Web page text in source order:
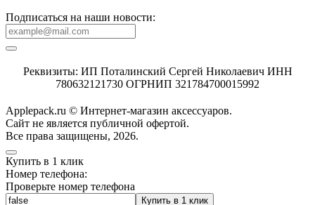
Подписаться на наши новости:
Реквизиты: ИП Поталинский Сергей Николаевич ИНН
780632121730 ОГРНИП 321784700015992
Applepack.ru © Интернет-магазин аксессуаров.
Cайт не является публичной офертой.
Все права защищены, 2026.
Купить в 1 клик
Номер телефона:
Проверьте номер телефона
Купить в 1 клик